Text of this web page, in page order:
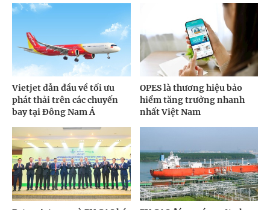
Vietjet dẫn đầu về tối ưu
phát thải trên các chuyến
bay tại Đông Nam Á
OPES là thương hiệu bảo
hiểm tăng trưởng nhanh
nhất Việt Nam